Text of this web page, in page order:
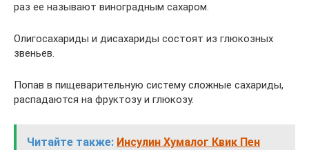
раз ее называют виноградным сахаром.
Олигосахариды и дисахариды состоят из глюкозных
звеньев.
Попав в пищеварительную систему сложные сахариды,
распадаются на фруктозу и глюкозу.
Читайте также: Инсулин Хумалог Квик Пен